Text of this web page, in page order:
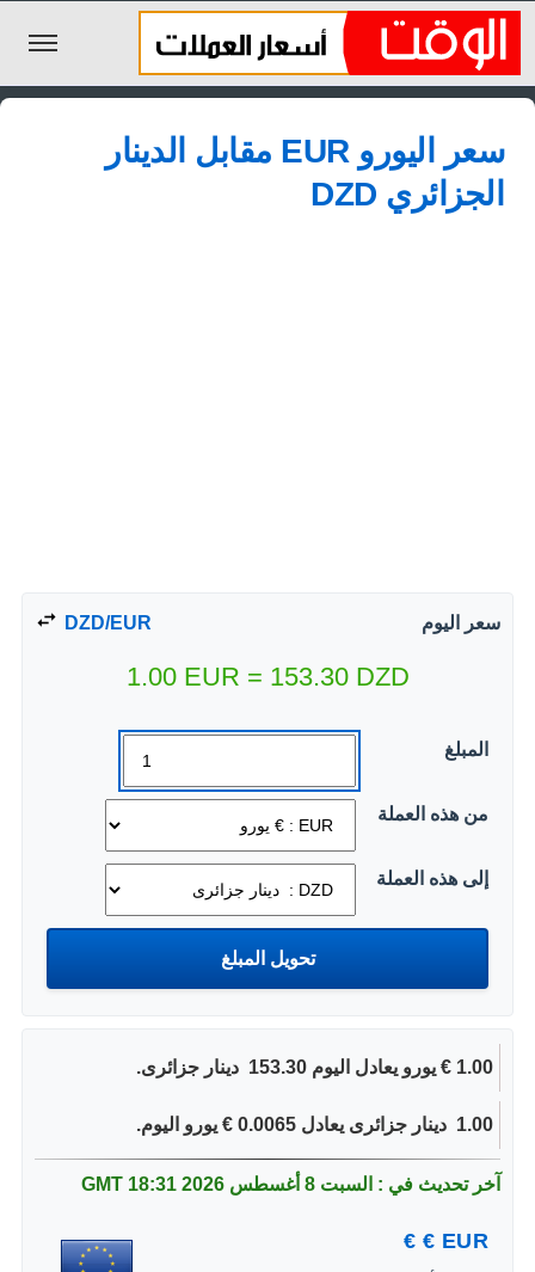
الليرة السورية
الجنيه المصري
الريال السعودي
سعر اليورو EUR مقابل الدينار
الجزائري DZD
سعر اليوم DZD/EUR
1.00 EUR = 153.30 DZD
المبلغ
من هذه العملة
إلى هذه العملة
1.00 € يورو يعادل اليوم 153.30 ‏ دينار جزائرى.
1.00 ‏ دينار جزائرى يعادل 0.0065 € يورو اليوم.
آخر تحديث في : السبت 8 أغسطس 2026 18:31 GMT
EUR
€
€